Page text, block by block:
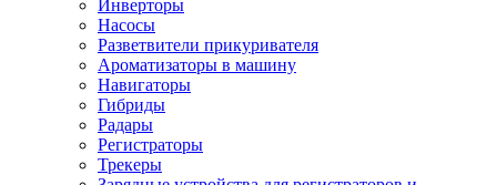
Инверторы
Насосы
Разветвители прикуривателя
Ароматизаторы в машину
Навигаторы
Гибриды
Радары
Регистраторы
Трекеры